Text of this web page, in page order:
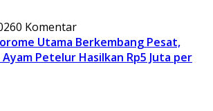
0 Komentar
Utama Berkembang Pesat,
Petelur Hasilkan Rp5 Juta per